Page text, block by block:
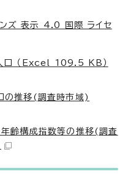
ンズ 表示 4.0 国際 ライセ
口 （Excel 109.5 KB）
推移(調査時市域)
齢構成指数等の推移(調査